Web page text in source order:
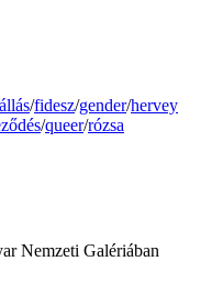
/fidesz/gender/hervey
/queer/rózsa
Nemzeti Galériában